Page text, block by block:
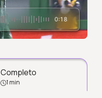
0:18
Completo
1 min